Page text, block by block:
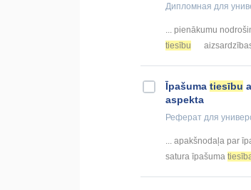
Дипломная для
... pienākumu
tiesību
Īpašuma tiesību
aspekta
Реферат для
... apakšnodaļa par
satura īpašuma